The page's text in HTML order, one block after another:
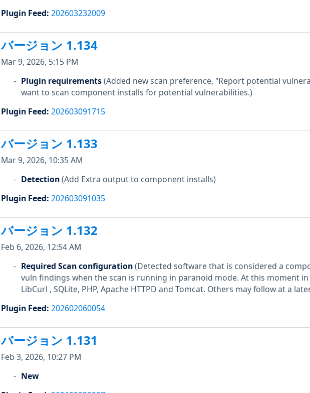
Plugin Feed: 202603232009
バージョン 1.134
Mar 9, 2026, 5:15 PM
Plugin requirements(Added new scan preference, "Report potential
want to scan component installs for potential vulnerabilities.)
Plugin Feed: 202603091715
バージョン 1.133
Mar 9, 2026, 10:35 AM
Detection(Add Extra output to component installs)
Plugin Feed: 202603091035
バージョン 1.132
Feb 6, 2026, 12:54 AM
Required Scan configuration(Detected software that is considered a
vuln findings when the scan is running in paranoid mode. At this moment in
LibCurl , SQLite, PHP, Apache HTTPD and Tomcat. Others may follow at a
Plugin Feed: 202602060054
バージョン 1.131
Feb 3, 2026, 10:27 PM
New